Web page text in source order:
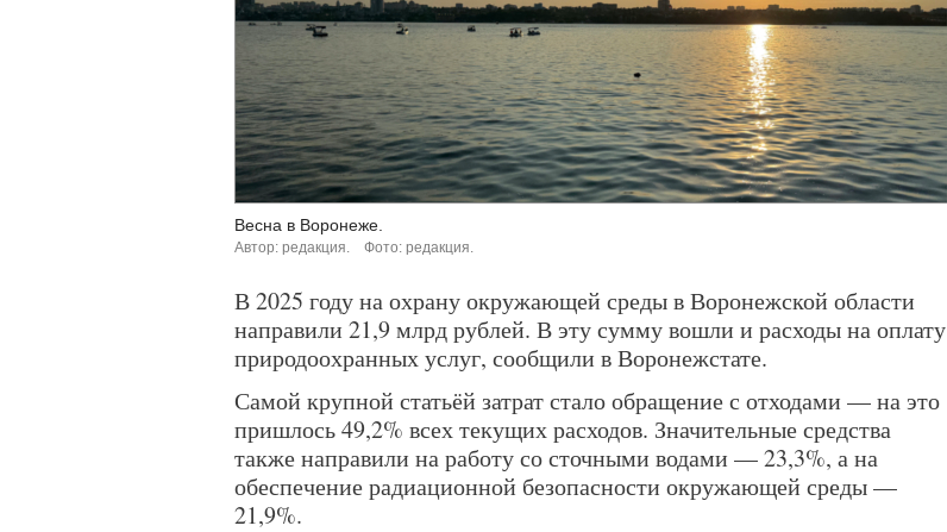
Весна в Воронеже.
Автор: редакция. Фото: редакция.
В 2025 году на охрану окружающей среды в Воронежской области
направили 21,9 млрд рублей. В эту сумму вошли и расходы на оплату
природоохранных услуг, сообщили в Воронежстате.
Самой крупной статьёй затрат стало обращение с отходами — на это
пришлось 49,2% всех текущих расходов. Значительные средства
также направили на работу со сточными водами — 23,3%, а на
обеспечение радиационной безопасности окружающей среды —
21,9%.